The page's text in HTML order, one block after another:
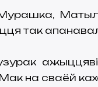
так
на сваёй